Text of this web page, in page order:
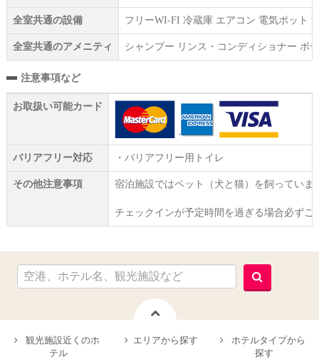
全室共通の設備 フリーWI‐FI 冷蔵庫 エアコン 電気ポット
全室共通のアメニティ シャンプー リンス・コンディショナー ボ
注意事項など
お取扱い可能カード
バリアフリー対応 ・バリアフリー用トイレ
その他注意事項 宿泊施設ではペット（犬と猫）を飼っていま
チェックインが予定時間を過ぎる場合必ずご
観光施設近くのホ
テル
エリアから探す
ホテルタイプから
探す